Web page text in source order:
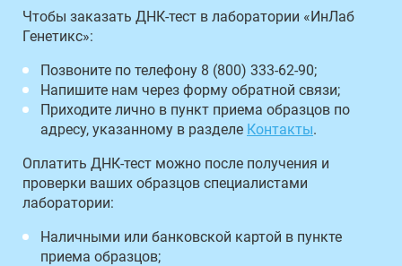
Чтобы заказать ДНК-тест в лаборатории «ИнЛаб
Генетикс»:
Позвоните по телефону 8 (800) 333-62-90;
Напишите нам через форму обратной связи;
Приходите лично в пункт приема образцов по
адресу, указанному в разделе Контакты.
Оплатить ДНК-тест можно после получения и
проверки ваших образцов специалистами
лаборатории:
Наличными или банковской картой в пункте
приема образцов;